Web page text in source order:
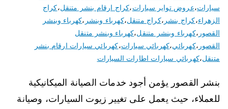
سيارات،عروض تواير سيارات،كراج ارقام بنشر متنقل،كراج
الزهراء،كراج بنشر ،كراج متنقل،كهرباء وبنشر ،كهرباء وبنشر
القصور ،كهرباء وبنشر متنقل،كهرباء وبنشر متنقل
القصور ،كهربائي،كهربائي سيارات،كهربائي سيارات ارقام بنشر
متنقل،كهربائي سيارات اطارات السيارات
بنشر القصور يؤمن أجود خدمات الصيانة الميكانيكية
للعملاء، حيث يعمل على تغيير زيوت السيارات، وصيانة